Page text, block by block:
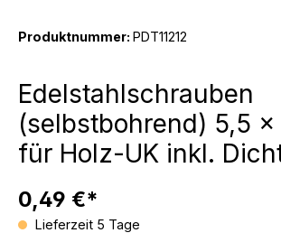
Produktnummer: PDT11212
Edelstahlschrauben
(selbstbohrend) 5,5
für Holz-UK inkl.
0,49 €*
Lieferzeit 5 Tage